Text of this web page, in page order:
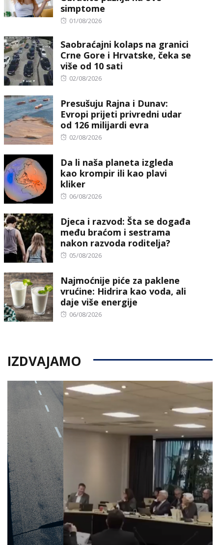
simptome
Posted
01/08/2026
Saobraćajni kolaps na granici
Crne Gore i Hrvatske, čeka se
više od 10 sati
Posted
02/08/2026
Presušuju Rajna i Dunav:
Evropi prijeti privredni udar
od 126 milijardi evra
Posted
02/08/2026
Da li naša planeta izgleda
kao krompir ili kao plavi
kliker
Posted
06/08/2026
Djeca i razvod: Šta se događa
među braćom i sestrama
nakon razvoda roditelja?
Posted
05/08/2026
Najmoćnije piće za paklene
vrućine: Hidrira kao voda, ali
daje više energije
Posted
06/08/2026
IZDVAJAMO